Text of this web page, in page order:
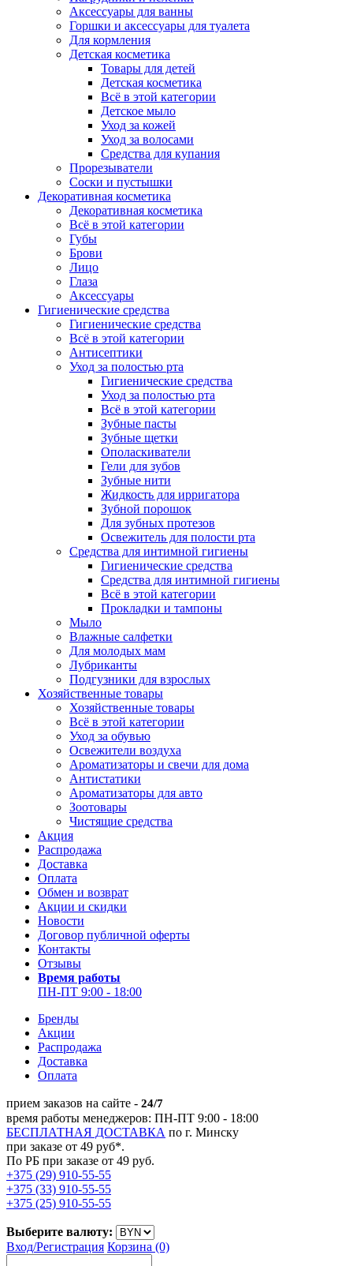
Аксессуары для ванны
Горшки и аксессуары для туалета
Для кормления
Детская косметика
Товары для детей
Детская косметика
Всё в этой категории
Детское мыло
Уход за кожей
Уход за волосами
Средства для купания
Прорезыватели
Соски и пустышки
Декоративная косметика
Декоративная косметика
Всё в этой категории
Губы
Брови
Лицо
Глаза
Аксессуары
Гигиенические средства
Гигиенические средства
Всё в этой категории
Антисептики
Уход за полостью рта
Гигиенические средства
Уход за полостью рта
Всё в этой категории
Зубные пасты
Зубные щетки
Ополаскиватели
Гели для зубов
Зубные нити
Жидкость для ирригатора
Зубной порошок
Для зубных протезов
Освежитель для полости рта
Средства для интимной гигиены
Гигиенические средства
Средства для интимной гигиены
Всё в этой категории
Прокладки и тампоны
Мыло
Влажные салфетки
Для молодых мам
Лубриканты
Подгузники для взрослых
Хозяйственные товары
Хозяйственные товары
Всё в этой категории
Уход за обувью
Освежители воздуха
Ароматизаторы и свечи для дома
Антистатики
Ароматизаторы для авто
Зоотовары
Чистящие средства
Акция
Распродажа
Доставка
Оплата
Обмен и возврат
Акции и скидки
Новости
Договор публичной оферты
Контакты
Отзывы
Время работы
ПН-ПТ 9:00 - 18:00
Бренды
Акции
Распродажа
Доставка
Оплата
прием заказов на сайте - 24/7
время работы менеджеров: ПН-ПТ 9:00 - 18:00
БЕСПЛАТНАЯ ДОСТАВКА по г. Минску
при заказе от 49 руб*.
По РБ при заказе от 49 руб.
+375 (29) 910-55-55
+375 (33) 910-55-55
+375 (25) 910-55-55
Выберите валюту:
Вход/Регистрация Корзина (0)